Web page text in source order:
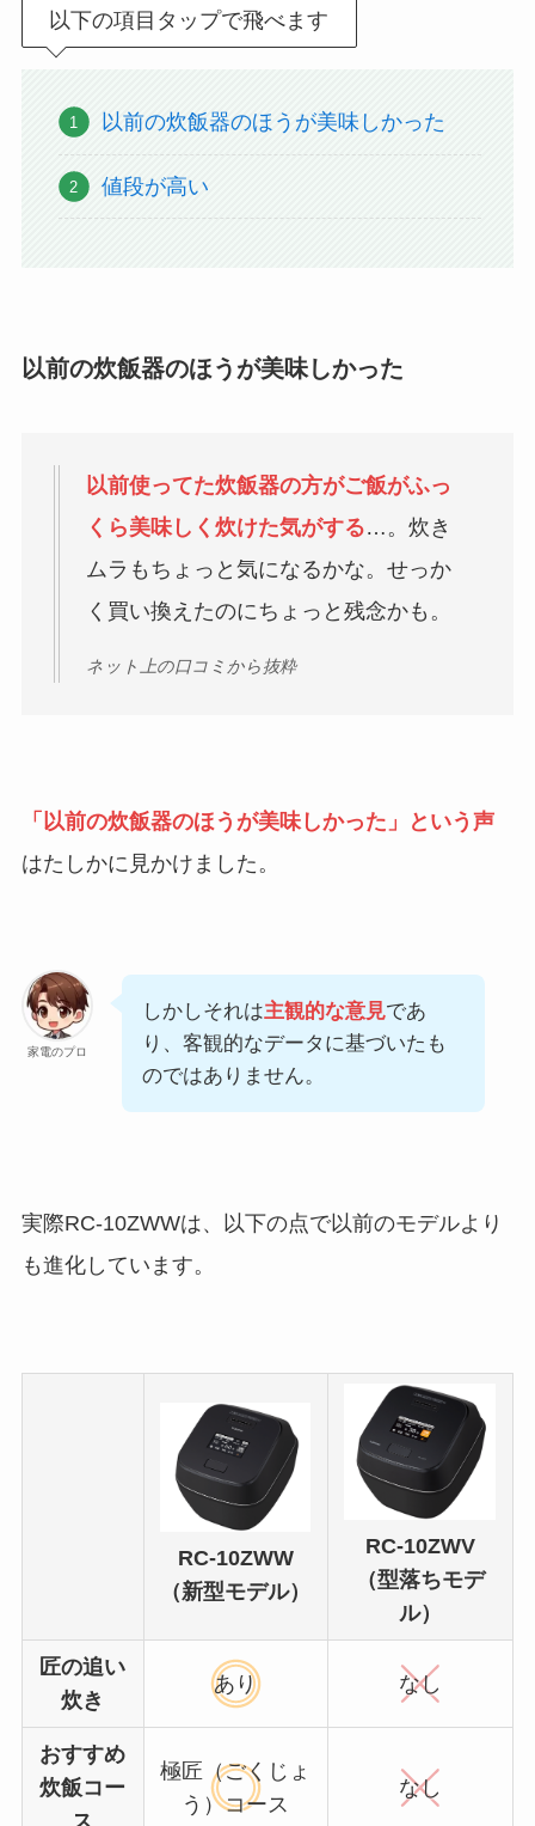
以下の項目タップで飛べます
以前の炊飯器のほうが美味しかった
値段が高い
以前の炊飯器のほうが美味しかった
以前使ってた炊飯器の方がご飯がふっ
くら美味しく炊けた気がする…。炊き
ムラもちょっと気になるかな。せっか
く買い換えたのにちょっと残念かも。
ネット上の口コミから抜粋
「以前の炊飯器のほうが美味しかった」という声
はたしかに見かけました。
家電のプロ
しかしそれは主観的な意見であ
り、客観的なデータに基づいたも
のではありません。
実際RC-10ZWWは、以下の点で以前のモデルより
も進化しています。
RC-10ZWW
（新型モデル）
RC-10ZWV
（型落ちモデ
ル）
匠の追い
炊き
あり なし
おすすめ
炊飯コー
ス
極匠（ごくじょ
う）コース
なし